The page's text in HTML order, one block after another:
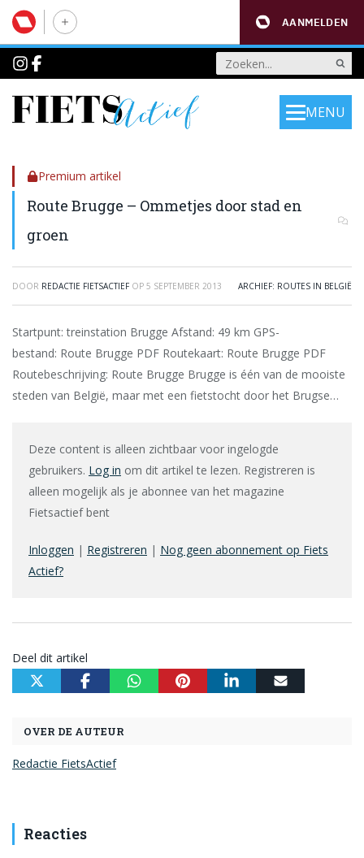
AANMELDEN
MENU
Premium artikel
Route Brugge – Ommetjes door stad en
groen
DOOR REDACTIE FIETSACTIEF OP 5 SEPTEMBER 2013 ARCHIEF: ROUTES IN BELGIË
Startpunt: treinstation Brugge Afstand: 49 km GPS-
bestand: Route Brugge PDF Routekaart: Route Brugge PDF
Routebeschrijving: Route Brugge Brugge is één van de mooiste
steden van België, maar met een fietstocht door het Brugse…
Deze content is alleen zichtbaar voor ingelogde
gebruikers. Log in om dit artikel te lezen. Registreren is
alleen mogelijk als je abonnee van het magazine
Fietsactief bent
Inloggen | Registreren | Nog geen abonnement op Fiets
Actief?
Deel dit artikel
OVER DE AUTEUR
Redactie FietsActief
Reacties